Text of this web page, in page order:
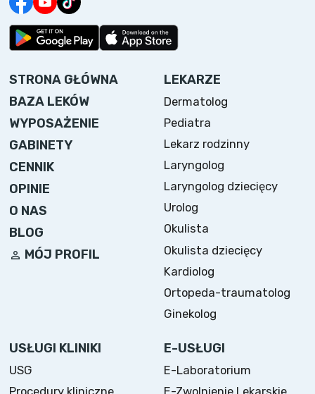
STRONA GŁÓWNA
BAZA LEKÓW
WYPOSAŻENIE
GABINETY
CENNIK
OPINIE
O NAS
BLOG
MÓJ PROFIL
LEKARZE
Dermatolog
Pediatra
Lekarz rodzinny
Laryngolog
Laryngolog dziecięcy
Urolog
Okulista
Okulista dziecięcy
Kardiolog
Ortopeda-traumatolog
Ginekolog
USŁUGI KLINIKI
USG
E-USŁUGI
E-Laboratorium